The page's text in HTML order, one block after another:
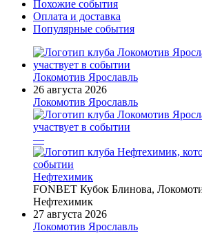
Похожие события
Оплата и доставка
Популярные события
Локомотив Ярославль
26 августа 2026
Локомотив Ярославль
—
Нефтехимик
FONBET Кубок Блинова,
Нефтехимик
27 августа 2026
Локомотив Ярославль